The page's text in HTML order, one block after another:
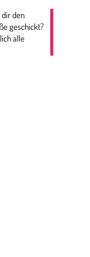
den
geschickt?
alle